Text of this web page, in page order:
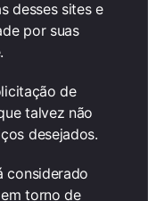
desses sites e
por suas
de
talvez não
desejados.
considerado
torno de